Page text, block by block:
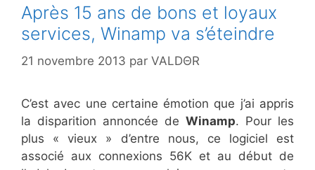
Après 15 ans de bons et loyaux
services, Winamp va s’éteindre
21 novembre 2013 par VALDΘR
C’est avec une certaine émotion que j’ai appris
la disparition annoncée de Winamp. Pour les
plus « vieux » d’entre nous, ce logiciel est
associé aux connexions 56K et au début de